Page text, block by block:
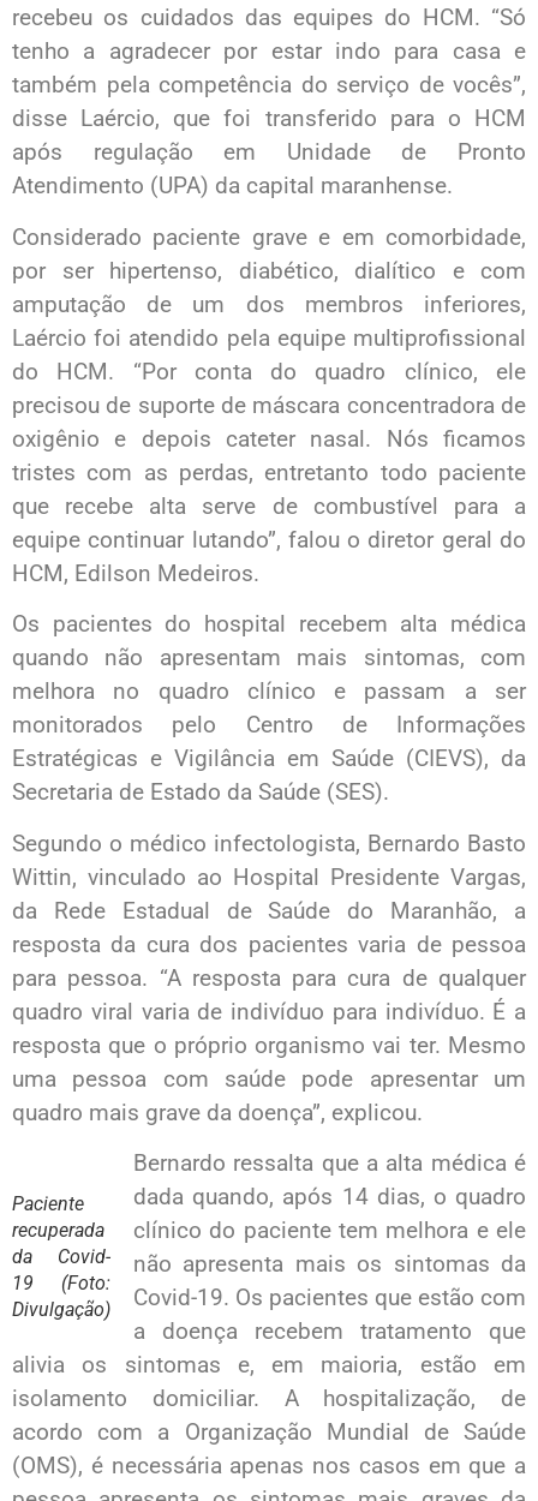
recebeu os cuidados das equipes do HCM. “Só
tenho a agradecer por estar indo para casa e
também pela competência do serviço de vocês”,
disse Laércio, que foi transferido para o HCM
após regulação em Unidade de Pronto
Atendimento (UPA) da capital maranhense.
Considerado paciente grave e em comorbidade,
por ser hipertenso, diabético, dialítico e com
amputação de um dos membros inferiores,
Laércio foi atendido pela equipe multiprofissional
do HCM. “Por conta do quadro clínico, ele
precisou de suporte de máscara concentradora de
oxigênio e depois cateter nasal. Nós ficamos
tristes com as perdas, entretanto todo paciente
que recebe alta serve de combustível para a
equipe continuar lutando”, falou o diretor geral do
HCM, Edilson Medeiros.
Os pacientes do hospital recebem alta médica
quando não apresentam mais sintomas, com
melhora no quadro clínico e passam a ser
monitorados pelo Centro de Informações
Estratégicas e Vigilância em Saúde (CIEVS), da
Secretaria de Estado da Saúde (SES).
Segundo o médico infectologista, Bernardo Basto
Wittin, vinculado ao Hospital Presidente Vargas,
da Rede Estadual de Saúde do Maranhão, a
resposta da cura dos pacientes varia de pessoa
para pessoa. “A resposta para cura de qualquer
quadro viral varia de indivíduo para indivíduo. É a
resposta que o próprio organismo vai ter. Mesmo
uma pessoa com saúde pode apresentar um
quadro mais grave da doença”, explicou.
Paciente
recuperada
da Covid-
19 (Foto:
Divulgação)
Bernardo ressalta que a alta médica é
dada quando, após 14 dias, o quadro
clínico do paciente tem melhora e ele
não apresenta mais os sintomas da
Covid-19. Os pacientes que estão com
a doença recebem tratamento que
alivia os sintomas e, em maioria, estão em
isolamento domiciliar. A hospitalização, de
acordo com a Organização Mundial de Saúde
(OMS), é necessária apenas nos casos em que a